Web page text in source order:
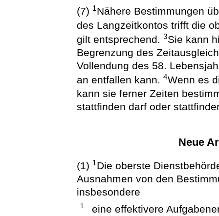
(7) 1Nähere Bestimmungen
des Langzeitkontos trifft die
gilt entsprechend.3Sie kann
Begrenzung des
Vollendung des 58.
an entfallen kann.4Wenn es
kann sie ferner Zeiten
stattfinden darf oder
Neue
(1) 1Die oberste
Ausnahmen von den
insbesondere
1. eine effektivere